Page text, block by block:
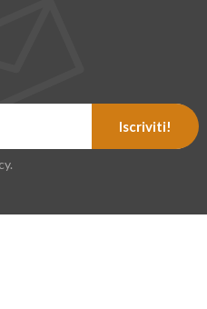
Iscriviti!